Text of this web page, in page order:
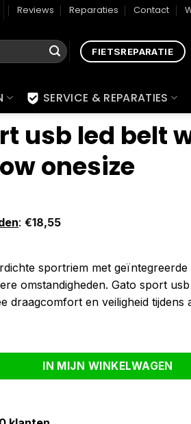
Reviews Reparaties Contact
FIETSREPARATIE
SERVICE & REPARATIES
usb led belt
onesize
: €18,55
sportriem met
omstandigheden. Gato sport
draagcomfort en veiligheid tijdens
neon yellow onesize aantal
IN MIJN WINKELWAGEN